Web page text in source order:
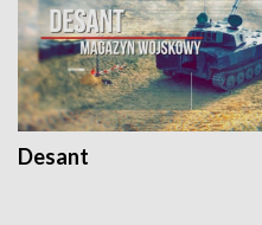
Desant